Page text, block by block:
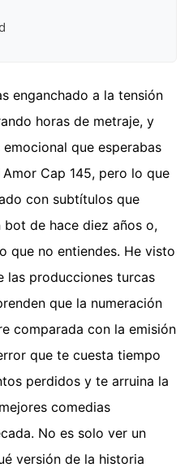
enganchado a la tensión
horas de metraje, y
que esperabas
Cap 145, pero lo que
con subtítulos que
de hace diez años o,
que no entiendes. He visto
las producciones turcas
que la numeración
comparada con la emisión
que te cuesta tiempo
perdidos y te arruina la
comedias
No es solo ver un
versión de la historia